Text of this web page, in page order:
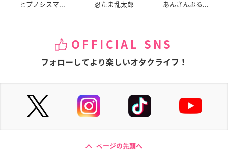
ヒプノシスマ... 忍たま乱太郎 あんさんぶる...
OFFICIAL SNS
フォローしてより楽しいオタクライフ！
ページの先頭へ